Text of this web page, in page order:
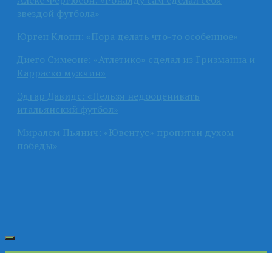
звездой футбола»
Юрген Клопп: «Пора делать что-то особенное»
Диего Симеоне: «Атлетико» сделал из Гризманна и
Карраско мужчин»
Эдгар Давидс: «Нельзя недооценивать
итальянский футбол»
Миралем Пьянич: «Ювентус» пропитан духом
победы»